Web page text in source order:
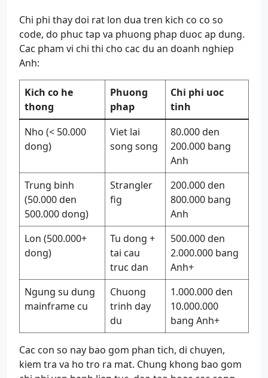
Chi phi thay doi rat lon dua tren kich co co so
code, do phuc tap va phuong phap duoc ap dung.
Cac pham vi chi thi cho cac du an doanh nghiep
Anh:
Kich co he
thong
Phuong
phap
Chi phi uoc
tinh
Nho (< 50.000
dong)
Viet lai
song song
80.000 den
200.000 bang
Anh
Trung binh
(50.000 den
500.000 dong)
Strangler
fig
200.000 den
800.000 bang
Anh
Lon (500.000+
dong)
Tu dong +
tai cau
truc dan
500.000 den
2.000.000 bang
Anh+
Ngung su dung
mainframe cu
Chuong
trinh day
du
1.000.000 den
10.000.000
bang Anh+
Cac con so nay bao gom phan tich, di chuyen,
kiem tra va ho tro ra mat. Chung khong bao gom